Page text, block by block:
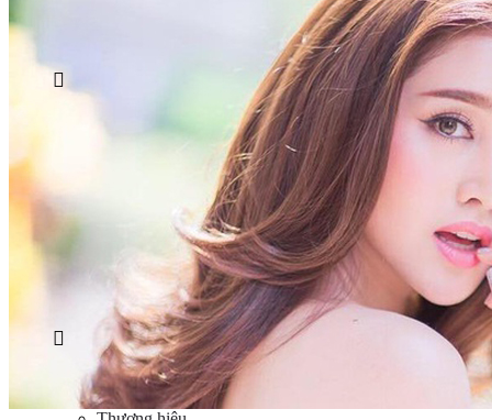
Quy Nhơn
Thừa Thiên Huế
Sách / Truyện
Lifestyle
Giải trí